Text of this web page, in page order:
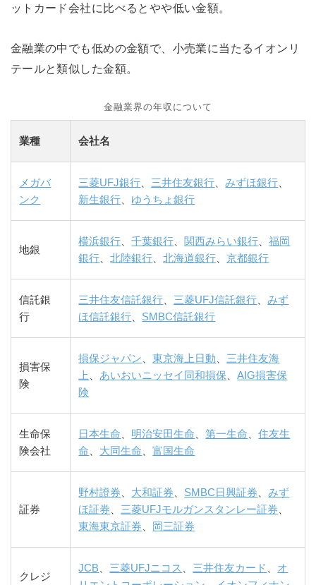
ットカード会社に比べるとやや低い金額。
金融業の中でも低めの金額で、小売業に当たるイオンリ
テールと類似した金額。
金融業界の年収について
業種 会社名
メガバ
ンク
三菱UFJ銀行 三井住友銀行 、みずほ銀行
新生銀行
ゆうちょ銀行
地銀
横浜銀行 、千葉銀行 関西みらい銀行 、福岡
銀行 、北陸銀行 、北海道銀行 、京都銀行
信託銀
行
三井住友信託銀行 三菱UFJ信託銀行 、みず
ほ信託銀行
SMBC信託銀行
損害保
険
損保ジャパン 、東京海上日動
三井住友海
上
あいおいニッセイ同和損保 、AIG損害保
険
生命保
険会社
日本生命 明治安田生命 、第一生命 、住友生
命
大同生命 、富国生命
証券
野村證券 大和証券 SMBC日興証券 、みず
ほ証券
三菱UFJモルガンスタンレー証券
東海東京証券
岡三証券
クレジ
JCB 三菱UFJニコス 三井住友カード
オ